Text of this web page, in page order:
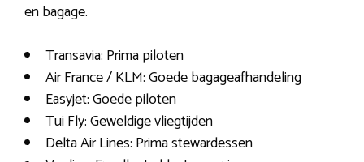
en bagage.
Transavia: Prima piloten
Air France / KLM: Goede bagageafhandeling
Easyjet: Goede piloten
Tui Fly: Geweldige vliegtijden
Delta Air Lines: Prima stewardessen